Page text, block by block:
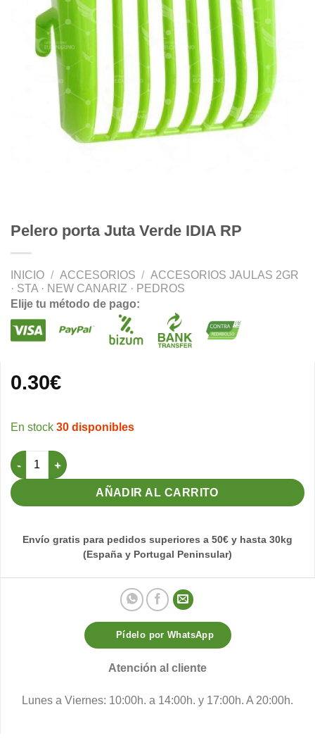
Pelero porta Juta Verde IDIA RP
INICIO / ACCESORIOS / ACCESORIOS JAULAS 2GR
· STA · NEW CANARIZ · PEDROS
Elije tu método de pago:
0.30€
30 disponibles
Pelero porta Juta Verde IDIA RP cantidad
AÑADIR AL CARRITO
Envío gratis para pedidos superiores a 50€ y hasta 30kg
(España y Portugal Peninsular)
Pídelo por WhatsApp
Atención al cliente
Lunes a Viernes: 10:00h. a 14:00h. y 17:00h. A 20:00h.